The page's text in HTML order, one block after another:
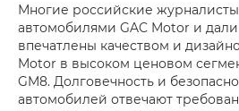
Многие российские
автомобилями GAC Motor и
впечатлены качеством и
Motor в высоком ценовом
GM8. Долговечность и
автомобилей отвечают